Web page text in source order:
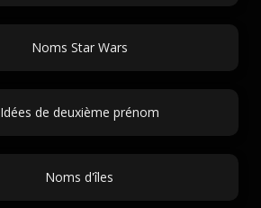
Noms Star Wars
Idées de deuxième prénom
Noms d'îles